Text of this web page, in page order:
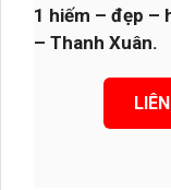
1 hiếm – đẹp –
– Thanh Xuân.